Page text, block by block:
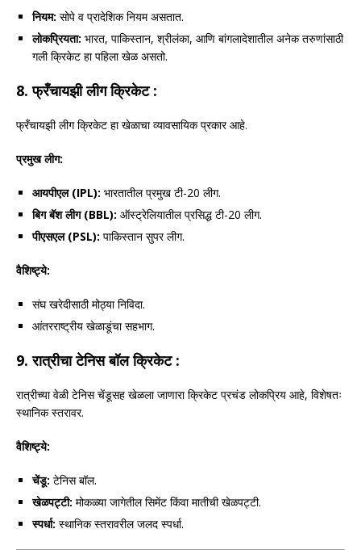
नियम: सोपे व प्रादेशिक नियम असतात.
लोकप्रियता: भारत, पाकिस्तान, श्रीलंका, आणि बांगलादेशातील अनेक तरुणांसाठी
गली क्रिकेट हा पहिला खेळ असतो.
8.फ्रँचायझी लीग क्रिकेट :
फ्रँचायझी लीग क्रिकेट हा खेळाचा व्यावसायिक प्रकार आहे.
प्रमुख लीग:
आयपीएल (IPL): भारतातील प्रमुख टी-20 लीग.
बिग बॅश लीग (BBL): ऑस्ट्रेलियातील प्रसिद्ध टी-20 लीग.
पीएसएल (PSL): पाकिस्तान सुपर लीग.
वैशिष्ट्ये:
संघ खरेदीसाठी मोठ्या निविदा.
आंतरराष्ट्रीय खेळाडूंचा सहभाग.
9.रात्रीचा टेनिस बॉल क्रिकेट :
रात्रीच्या वेळी टेनिस चेंडूसह खेळला जाणारा क्रिकेट प्रचंड लोकप्रिय आहे, विशेषतः
स्थानिक स्तरावर.
वैशिष्ट्ये:
चेंडू: टेनिस बॉल.
खेळपट्टी: मोकळ्या जागेतील सिमेंट किंवा मातीची खेळपट्टी.
स्पर्धा: स्थानिक स्तरावरील जलद स्पर्धा.